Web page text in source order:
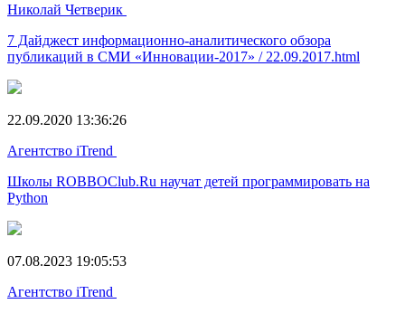
Николай Четверик
7 Дайджест информационно-аналитического обзора
публикаций в СМИ «Инновации-2017» / 22.09.2017.html
22.09.2020 13:36:26
Агентство iTrend
Школы ROBBOClub.Ru научат детей программировать на
Python
07.08.2023 19:05:53
Агентство iTrend